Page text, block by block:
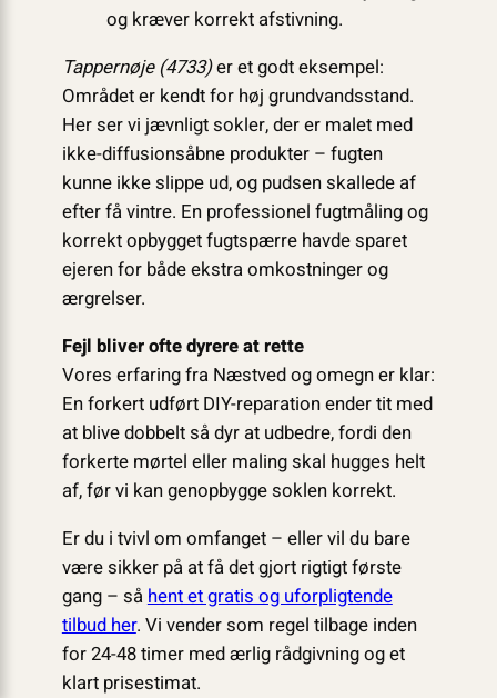
og kræver korrekt afstivning.
Tappernøje (4733)er et godt eksempel:
Området er kendt for høj grundvandsstand.
Her ser vi jævnligt sokler, der er malet med
ikke-diffusionsåbne produkter – fugten
kunne ikke slippe ud, og pudsen skallede af
efter få vintre. En professionel fugtmåling og
korrekt opbygget fugtspærre havde sparet
ejeren for både ekstra omkostninger og
ærgrelser.
Fejl bliver ofte dyrere at rette
Vores erfaring fra Næstved og omegn er klar:
En forkert udført DIY-reparation ender tit med
at blive dobbelt så dyr at udbedre, fordi den
forkerte mørtel eller maling skal hugges helt
af, før vi kan genopbygge soklen korrekt.
Er du i tvivl om omfanget – eller vil du bare
være sikker på at få det gjort rigtigt første
gang – så hent et gratis og uforpligtende
tilbud her. Vi vender som regel tilbage inden
for 24-48 timer med ærlig rådgivning og et
klart prisestimat.